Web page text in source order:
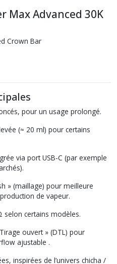
Max Advanced 30K
Crown Bar
pour un usage prolongé.
(≈ 20 ml) pour certains
via port USB-C (par exemple
» (maillage) pour meilleure
de vapeur.
selon certains modèles.
ouvert » (DTL) pour
ajustable .
inspirées de l’univers chicha /